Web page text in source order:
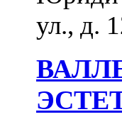
ул., д.